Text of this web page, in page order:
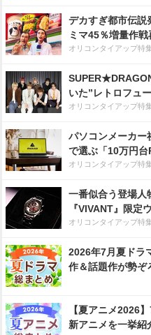
デカすぎ都市伝説
ミマ45％増量作戦
オリコンタイアップ特
いた”レトロフュ
オリコンタイアップ特
パソコンメーカー
で選ぶ「10万円台
オリコンタイアップ特
一番似合う登場
『VIVANT』限定
オリコンタイアップ特
2026年7月夏ドラ
作＆話題作が勢ぞ
【夏アニメ2026
新アニメを一挙紹